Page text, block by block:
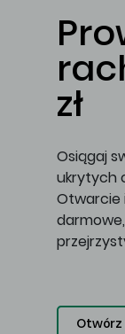
zł
Osiągaj
ukrytych
Otwarcie